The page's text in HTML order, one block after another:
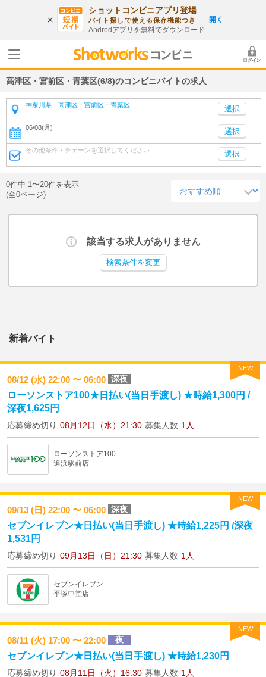
ショットコンビニアプリ登場
バイト探しで使える保存機能つき
Androdアプリを無料でダウンロード
開く
高津区・宮前区・青葉区(6/8)のコンビニバイトの求人
神奈川県、高津区・宮前区・青葉区
06/08(月) 選択
その他条件・チェーンを選択してください 選択
0件中 1〜20件を表示
(全0ページ)
該当する求人がありません
検索条件を変更
新着バイト
NEW
08/12 (水) 22:00 〜 06:00 深夜
ローソンストア100★日払い(当日手渡し) ★時給1,300円 /
深夜1,625円
応募締め切り 08月12日（水）21:30 募集人数 1人
ローソンストア100
追浜駅前店
NEW
09/13 (日) 22:00 〜 06:00 深夜
セブンイレブン★日払い(当日手渡し) ★時給1,225円 /深夜
1,531円
応募締め切り 09月13日（日）21:30 募集人数 1人
セブンイレブン
平塚中堂店
NEW
08/11 (火) 17:00 〜 22:00 夜
セブンイレブン★日払い(当日手渡し) ★時給1,230円
応募締め切り 08月11日（火）16:30 募集人数 1人